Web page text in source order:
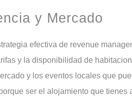
y Mercado
y la disponibilidad de
y los eventos locales que
ser el alojamiento que